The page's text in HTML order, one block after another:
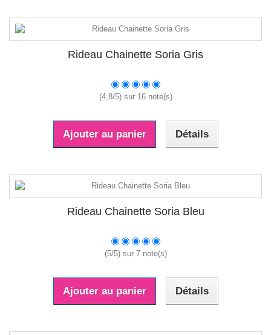
Rideau Chainette Soria Gris
(4,8/5) sur 16note(s)
Ajouter au panier Détails
Rideau Chainette Soria Bleu
(5/5) sur 7note(s)
Ajouter au panier Détails